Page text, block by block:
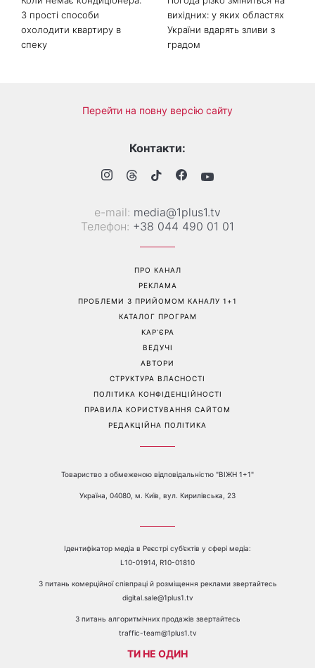
3 прості способи
охолодити квартиру в
спеку
вихідних: у яких областях
України вдарять зливи з
градом
Перейти на повну версію сайту
Контакти:
е-mail: media@1plus1.tv
Телефон: +38 044 490 01 01
ПРО КАНАЛ
РЕКЛАМА
ПРОБЛЕМИ З ПРИЙОМОМ КАНАЛУ 1+1
КАТАЛОГ ПРОГРАМ
КАР’ЄРА
ВЕДУЧІ
АВТОРИ
СТРУКТУРА ВЛАСНОСТІ
ПОЛІТИКА КОНФІДЕНЦІЙНОСТІ
ПРАВИЛА КОРИСТУВАННЯ САЙТОМ
РЕДАКЦІЙНА ПОЛІТИКА
Товариство з обмеженою відповідальністю "ВІЖН 1+1"
Україна, 04080, м. Київ, вул. Кирилівська, 23
Ідентифікатор медіа в Реєстрі суб’єктів у сфері медіа:
L10-01914, R10-01810
З питань комерційної співпраці й розміщення реклами звертайтесь
digital.sale@1plus1.tv
З питань алгоритмічних продажів звертайтесь
traffic-team@1plus1.tv
ТИ НЕ ОДИН